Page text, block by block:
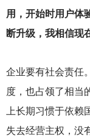
用，开始时用户体
断升级，我相信现
企业要有社会责任
度，也占领了相当
上长期习惯于依
失去经营主权，没